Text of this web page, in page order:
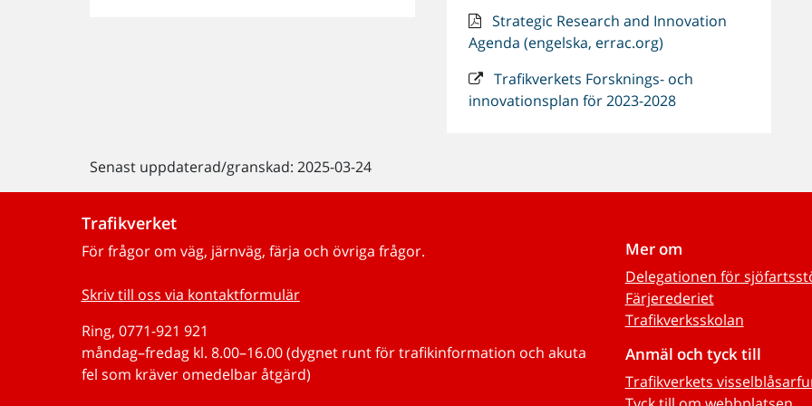
Strategic Research and Innovation
Agenda (engelska, errac.org)
Trafikverkets Forsknings- och
innovationsplan för 2023-2028
Senast uppdaterad/granskad: 2025-03-24
Trafikverket
För frågor om väg, järnväg, färja och övriga frågor.
Skriv till oss via kontaktformulär
Ring, 0771-921 921
måndag–fredag kl. 8.00–16.00 (dygnet runt för trafikinformation och akuta
fel som kräver omedelbar åtgärd)
Mer om
Delegationen för
Färjerederiet
Trafikverksskolan
Anmäl och tyck till
Trafikverkets